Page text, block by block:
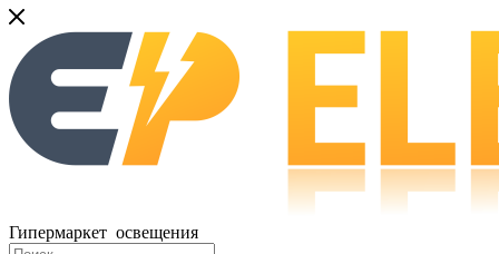
Гипермаркет освещения